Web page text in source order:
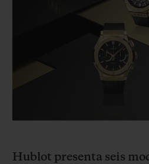
Hublot presenta seis
SUMMER MULTI-
BIG
SERVICIOS EXCLUSIVOS